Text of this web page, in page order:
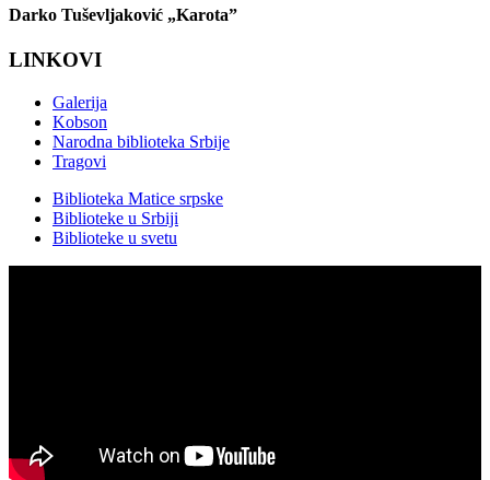
Darko Tuševljaković „Karota”
LINKOVI
Galerija
Kobson
Narodna biblioteka Srbije
Tragovi
Biblioteka Matice srpske
Biblioteke u Srbiji
Biblioteke u svetu